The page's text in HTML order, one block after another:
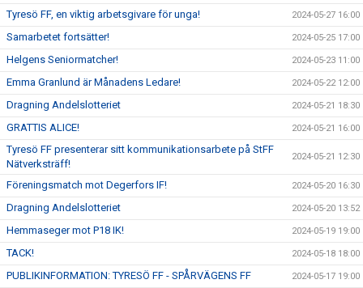
Tyresö FF, en viktig arbetsgivare för unga! 2024-05-27 16:00
Samarbetet fortsätter! 2024-05-25 17:00
Helgens Seniormatcher! 2024-05-23 11:00
Emma Granlund är Månadens Ledare! 2024-05-22 12:00
Dragning Andelslotteriet 2024-05-21 18:30
GRATTIS ALICE! 2024-05-21 16:00
Tyresö FF presenterar sitt kommunikationsarbete på StFF
Nätverksträff!
2024-05-21 12:30
Föreningsmatch mot Degerfors IF! 2024-05-20 16:30
Dragning Andelslotteriet 2024-05-20 13:52
Hemmaseger mot P18 IK! 2024-05-19 19:00
TACK! 2024-05-18 18:00
PUBLIKINFORMATION: TYRESÖ FF - SPÅRVÄGENS FF 2024-05-17 19:00